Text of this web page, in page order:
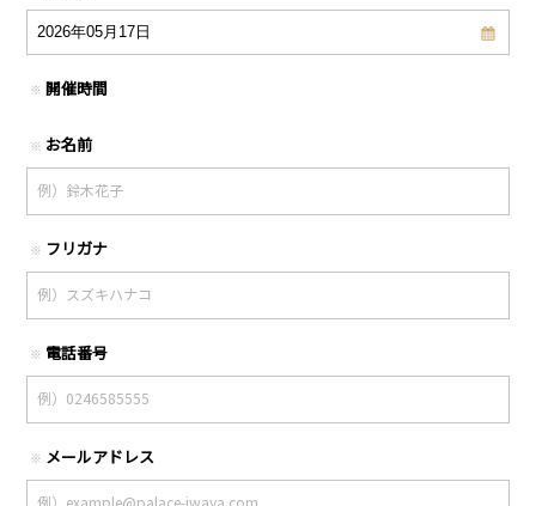
※ 開催時間
※ お名前
※ フリガナ
※ 電話番号
※ メールアドレス